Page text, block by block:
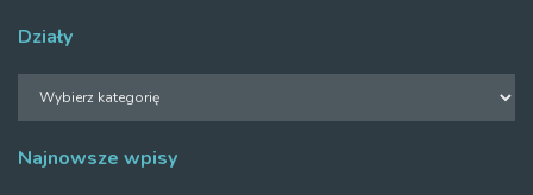
Działy
Najnowsze wpisy